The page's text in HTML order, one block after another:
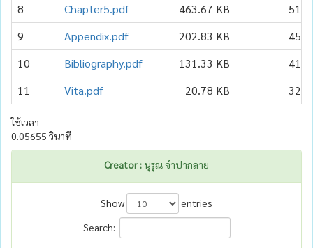
8
Chapter5.pdf 463.67 KB 51
9
Appendix.pdf 202.83 KB 45
10
Bibliography.pdf 131.33 KB 41
11
Vita.pdf 20.78 KB 32
ใช้เวลา
0.05655 วินาที
Creator : นุรุณ จำปากลาย
Show
entries
Search: